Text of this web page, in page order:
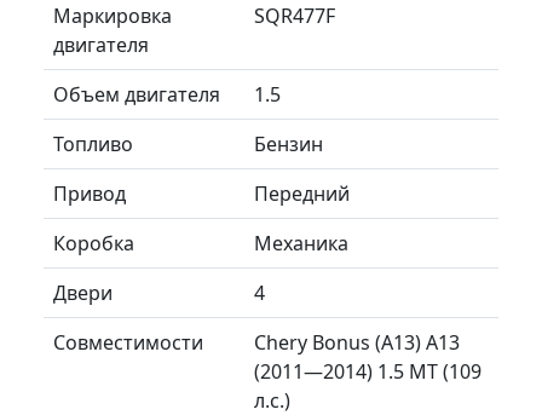
Маркировка
двигателя
SQR477F
Объем двигателя
1.5
Топливо
Бензин
Привод
Передний
Коробка
Механика
Двери
4
Совместимости
Chery Bonus (A13) A13
(2011—2014) 1.5 MT (109
л.с.)